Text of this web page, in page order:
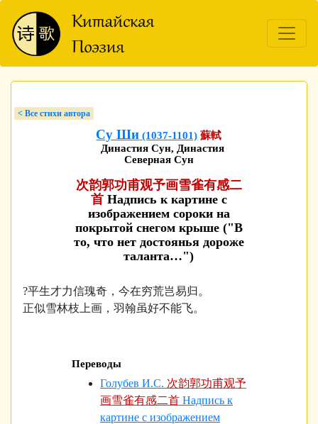
< Bсе стихи автора
Су Ши (1037-1101) 蘇軾
Династия Сун, Династия
Северная Сун
次韵郭功甫观予画雪雀有感二
首 Надпись к картине с
изображением сороки на
покрытой снегом крыше ("В
то, что нет достоянья дороже
таланта…")
?平生才力信瑰奇，今在穷荒岂易归。
正似雪林枝上画，羽翰虽好不能飞。
Переводы
Голубев И.С. 次韵郭功甫观予
画雪雀有感二首 Надпись к
картине с изображением